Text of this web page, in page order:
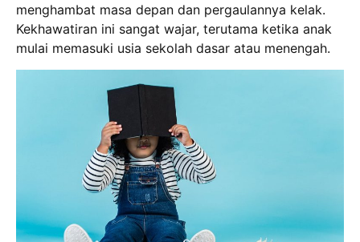
menghambat masa depan dan pergaulannya kelak.
Kekhawatiran ini sangat wajar, terutama ketika anak
mulai memasuki usia sekolah dasar atau menengah.